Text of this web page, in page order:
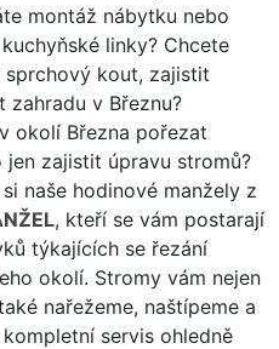
montáž nábytku nebo
linky? Chcete
sprchový kout, zajistit
v Březnu?
okolí Března pořezat
zajistit úpravu stromů?
naše hodinové manžely z
, kteří se vám postarají
týkajících se řezání
okolí. Stromy vám nejen
nařežeme, naštípeme a
servis ohledně